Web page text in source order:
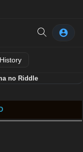
History
no Riddle